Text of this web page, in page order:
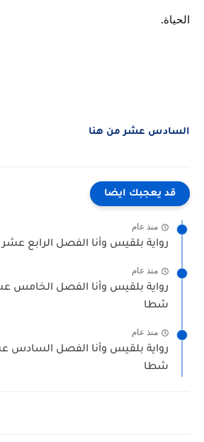
الحياة.
السادس عشر من هنا
قد يعجبك ايضا
منذ عام
رواية بلقيس وأنا الفصل الرابع عشر 14 بقلم هيام شطا
منذ عام
شطا
منذ عام
شطا